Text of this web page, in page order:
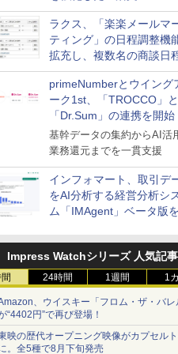
送信防止アドインサービ
を提供
ラクス、「楽楽メールマ
ティング」の日程調整機
拡充し、複数名の商談日
整を効率化
primeNumberとウイング
ーク1st、「TROCCO」と
「Dr.Sum」の連携を開始
基幹データの集約からAI活
業務還元までを一貫支援
インフォマート、取引デ
をAI分析する経営分析シ
ム「IMAgent」ベータ版を
Impress Watchシリーズ 人気記事
24時間 1週間 1
、ウイスキー「フロム・ザ・バレ
“4402円”で再び登場！
映の歴代オープニング映像がカプセル
。全5種で8月下旬発売